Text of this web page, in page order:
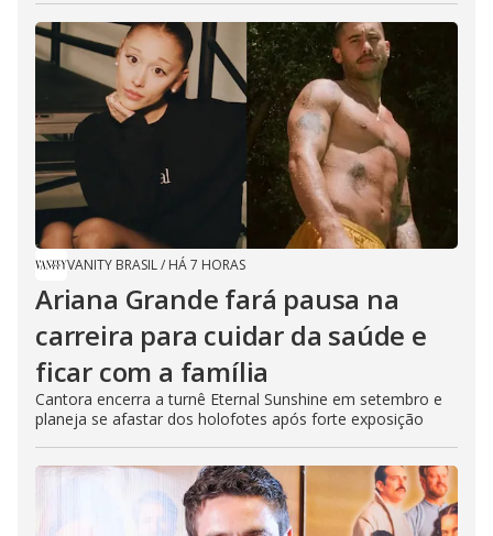
VANITY BRASIL/ HÁ 7 HORAS
Ariana Grande fará pausa na
carreira para cuidar da saúde e
ficar com a família
Cantora encerra a turnê Eternal Sunshine em setembro e
planeja se afastar dos holofotes após forte exposição